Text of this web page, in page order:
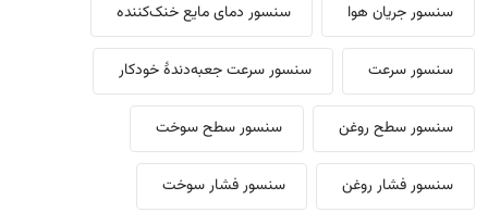
سنسور جریان هوا سنسور دمای مایع خنک‌کننده
سنسور سرعت سنسور سرعت جعبه‌دندهٔ خودکار
سنسور سطح روغن سنسور سطح سوخت
سنسور فشار روغن سنسور فشار سوخت